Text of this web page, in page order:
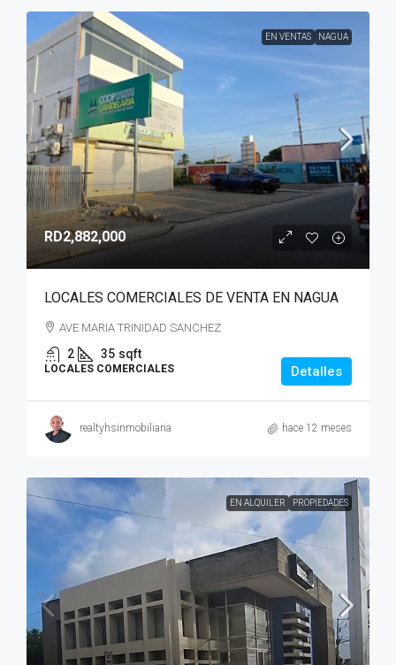
EN VENTAS NAGUA
RD2,882,000
LOCALES COMERCIALES DE VENTA EN NAGUA
AVE MARIA TRINIDAD SANCHEZ
2 35 sqft
LOCALES COMERCIALES Detalles
realtyhsinmobiliaria hace 12 meses
EN ALQUILER PROPIEDADES